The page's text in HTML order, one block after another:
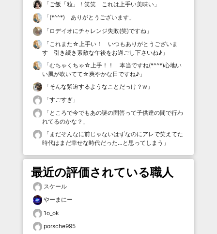
「ご飯「粒」！笑笑 これは上手い美味い 」
「(*^^*) ありがとうございます 」
「 ロデイオにチャレンジ失敗(笑)ですね 」
「 これまた☆上手い！ いつもありがとうございま
す 引き続き素敵な午後をお過ごし下さいね♪ 」
「むちゃくちゃ☆上手！！ 本当ですね(*^^*)心地い
い風が吹いてて☆爽やかな日ですね♪ 」
「そんな緊迫するようなことだっけ？w 」
「すごすぎ 」
「 ところで今でもあの謎の問答って子供達の間で行わ
れてるのかな？ 」
「 まだそんなに前じゃないはずなのにアレで笑えてた
時代はまだ幸せな時代だった…と思ってしまう 」
最近の評価されている職人
スケール
やーまにー
1o_ok
porsche995